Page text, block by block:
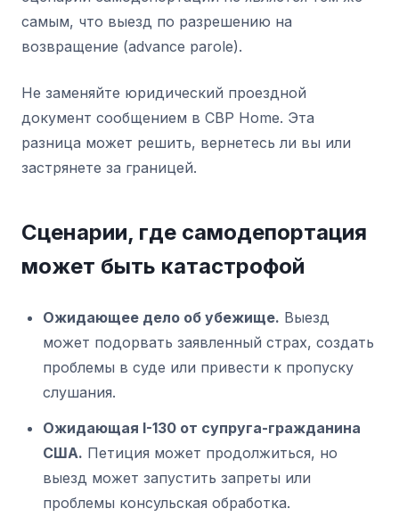
самым, что выезд по разрешению на
возвращение (advance parole).
Не заменяйте юридический проездной
документ сообщением в CBP Home. Эта
разница может решить, вернетесь ли вы или
застрянете за границей.
Сценарии, где самодепортация
может быть катастрофой
Ожидающее дело об убежище. Выезд
может подорвать заявленный страх, создать
проблемы в суде или привести к пропуску
слушания.
Ожидающая I-130 от супруга-гражданина
США. Петиция может продолжиться, но
выезд может запустить запреты или
проблемы консульская обработка.